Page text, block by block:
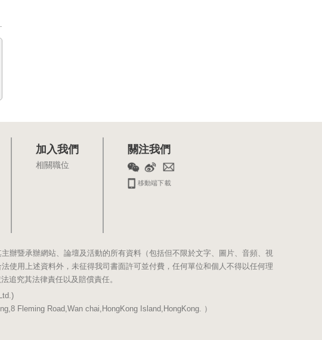
加入我們
相關職位
關注我們
移動端下載
辦暨承辦網站、論壇及活動的所有資料（包括但不限於文字、圖片、音頻、視
使用上述資料外，未征得我司書面許可並付費，任何單位和個人不得以任何理
追究其法律責任以及賠償責任。
Fleming Road,Wan chai,HongKong Island,HongKong. ）